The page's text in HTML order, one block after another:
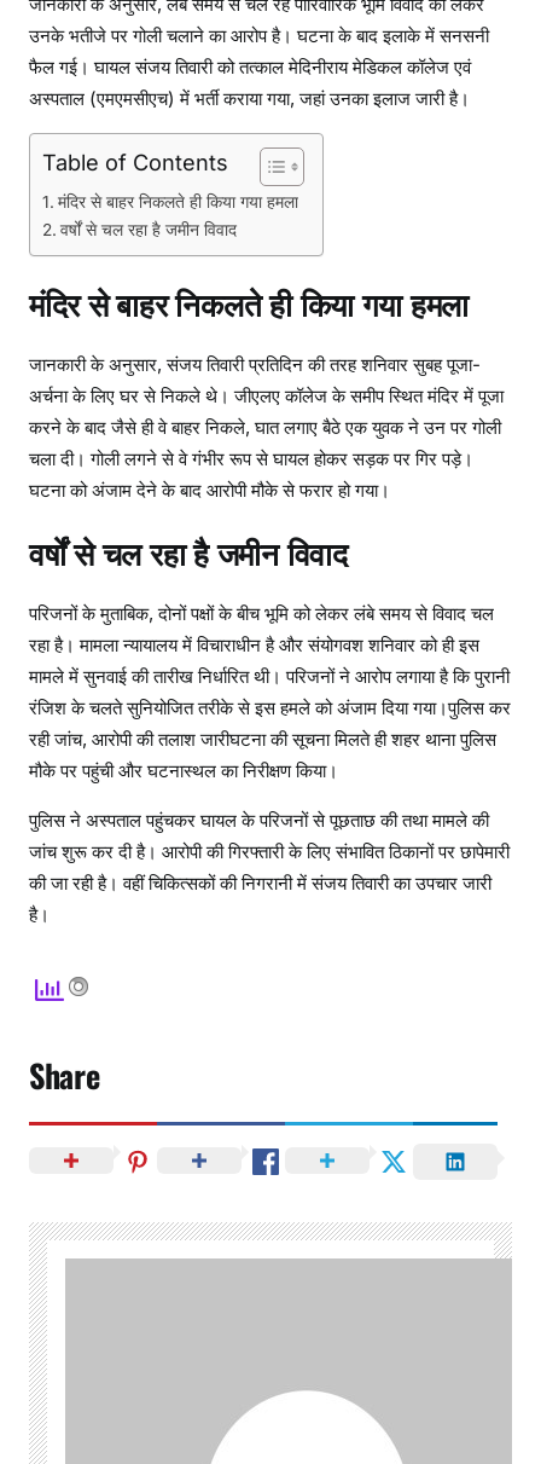
उनके भतीजे पर गोली चलाने का आरोप है। घटना के बाद इलाके में सनसनी
फैल गई। घायल संजय तिवारी को तत्काल मेदिनीराय मेडिकल कॉलेज एवं
अस्पताल (एमएमसीएच) में भर्ती कराया गया, जहां उनका इलाज जारी है।
Table of Contents
मंदिर से बाहर निकलते ही किया गया हमला
वर्षों से चल रहा है जमीन विवाद
मंदिर से बाहर निकलते ही किया गया हमला
जानकारी के अनुसार, संजय तिवारी प्रतिदिन की तरह शनिवार सुबह पूजा-
अर्चना के लिए घर से निकले थे। जीएलए कॉलेज के समीप स्थित मंदिर में पूजा
करने के बाद जैसे ही वे बाहर निकले, घात लगाए बैठे एक युवक ने उन पर गोली
चला दी। गोली लगने से वे गंभीर रूप से घायल होकर सड़क पर गिर पड़े।
घटना को अंजाम देने के बाद आरोपी मौके से फरार हो गया।
वर्षों से चल रहा है जमीन विवाद
परिजनों के मुताबिक, दोनों पक्षों के बीच भूमि को लेकर लंबे समय से विवाद चल
रहा है। मामला न्यायालय में विचाराधीन है और संयोगवश शनिवार को ही इस
मामले में सुनवाई की तारीख निर्धारित थी। परिजनों ने आरोप लगाया है कि पुरानी
रंजिश के चलते सुनियोजित तरीके से इस हमले को अंजाम दिया गया।पुलिस कर
रही जांच, आरोपी की तलाश जारीघटना की सूचना मिलते ही शहर थाना पुलिस
मौके पर पहुंची और घटनास्थल का निरीक्षण किया।
पुलिस ने अस्पताल पहुंचकर घायल के परिजनों से पूछताछ की तथा मामले की
जांच शुरू कर दी है। आरोपी की गिरफ्तारी के लिए संभावित ठिकानों पर छापेमारी
की जा रही है। वहीं चिकित्सकों की निगरानी में संजय तिवारी का उपचार जारी
है।
Share